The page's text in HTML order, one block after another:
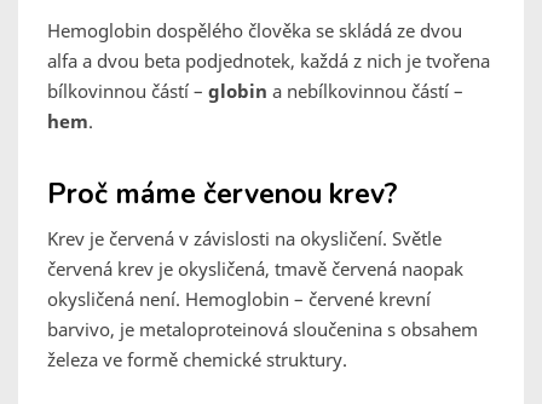
Hemoglobin dospělého člověka se skládá ze dvou
alfa a dvou beta podjednotek, každá z nich je tvořena
bílkovinnou částí – globin a nebílkovinnou částí –
hem.
Proč máme červenou krev?
Krev je červená v závislosti na okysličení. Světle
červená krev je okysličená, tmavě červená naopak
okysličená není. Hemoglobin – červené krevní
barvivo, je metaloproteinová sloučenina s obsahem
železa ve formě chemické struktury.